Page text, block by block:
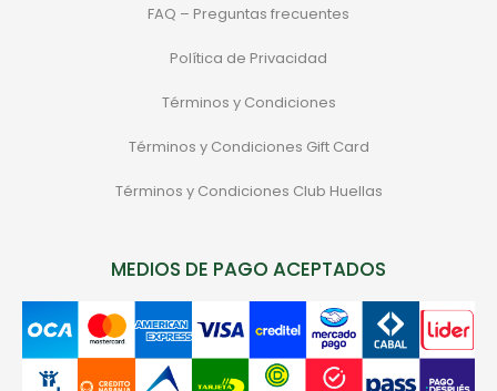
FAQ – Preguntas frecuentes
Política de Privacidad
Términos y Condiciones
Términos y Condiciones Gift Card
Términos y Condiciones Club Huellas
MEDIOS DE PAGO ACEPTADOS